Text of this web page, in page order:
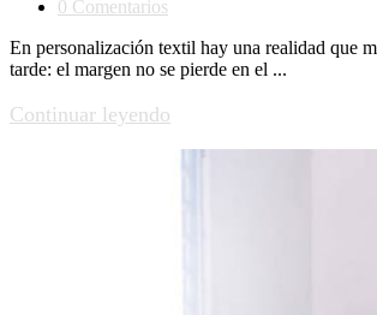
0 Comentarios
En personalización textil hay una realidad que
tarde: el margen no se pierde en el ...
Continuar leyendo